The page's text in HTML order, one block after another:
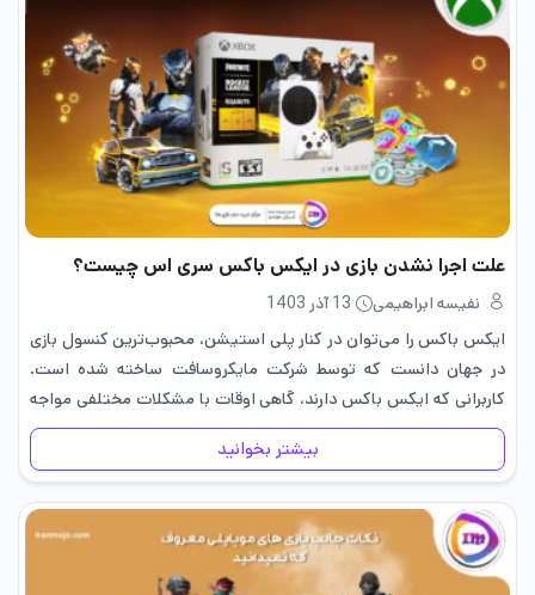
علت اجرا نشدن بازی در ایکس باکس سری اس چیست؟
نفیسه ابراهیمی
13 آذر 1403
ایکس باکس را می‌توان در کنار پلی استیشن، محبوب‌ترین کنسول بازی
در جهان دانست که توسط شرکت مایکروسافت ساخته شده است.
کاربرانی که ایکس باکس دارند، گاهی اوقات با مشکلات مختلفی مواجه
می‌شوند و یکی از رایج‌ترین مشکلات، اجرا نشدن…
بیشتر بخوانید